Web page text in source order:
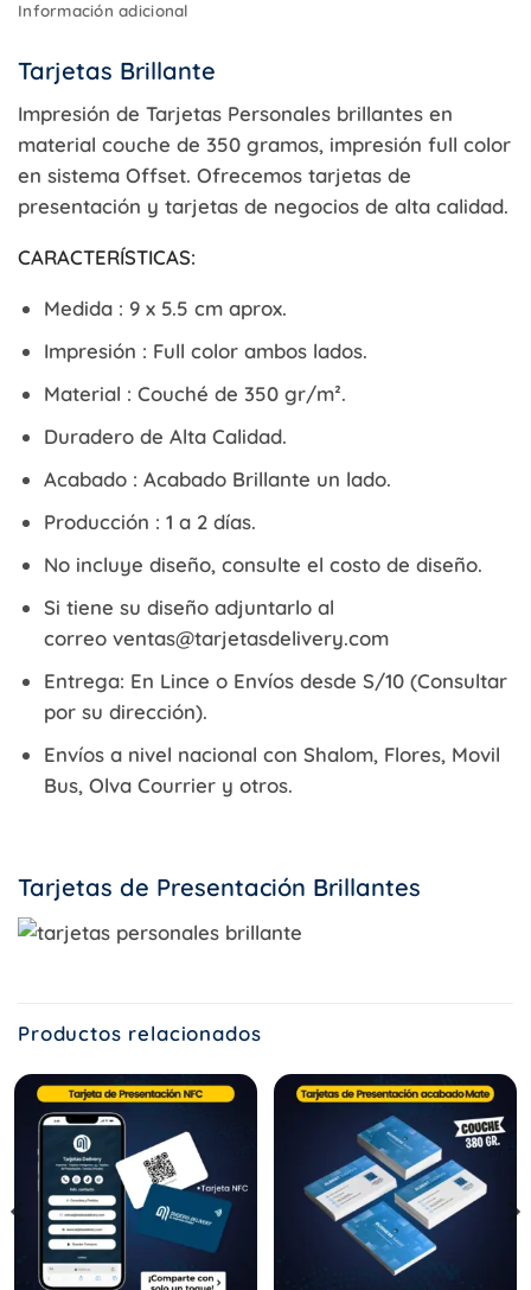
Información adicional
Tarjetas Brillante
Impresión de Tarjetas Personales brillantes en
material couche de 350 gramos, impresión full color
en sistema Offset. Ofrecemos tarjetas de
presentación y tarjetas de negocios de alta calidad.
CARACTERÍSTICAS:
Medida : 9 x 5.5 cm aprox.
Impresión : Full color ambos lados.
Material : Couché de 350 gr/m².
Duradero de Alta Calidad.
Acabado : Acabado Brillante un lado.
Producción : 1 a 2 días.
No incluye diseño, consulte el costo de diseño.
Si tiene su diseño adjuntarlo al
correo ventas@tarjetasdelivery.com
Entrega: En Lince o Envíos desde S/10 (Consultar
por su dirección).
Envíos a nivel nacional con Shalom, Flores, Movil
Bus, Olva Courrier y otros.
Tarjetas de Presentación Brillantes
Productos relacionados